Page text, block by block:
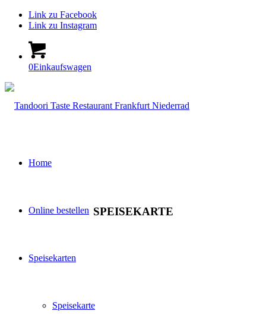
Link zu Facebook
Link zu Instagram
0Einkaufswagen
Home
Online bestellen
Speisekarten
Speisekarte
SPEISEKARTE